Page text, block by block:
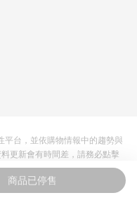
商品已停售
平台，並依購物情報中的趨勢與
更新會有時間差，請務必點擊
，一切資訊以合作廠商網頁為